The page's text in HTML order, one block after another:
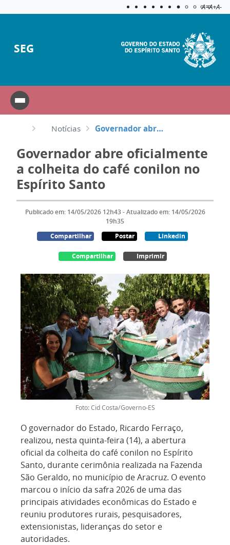
Aplicar
A=A+A-
SEG
Notícias Governador abre oficialmente a colheita do café conilon no Espírito Santo
Governador abre oficialmente
a colheita do café conilon no
Espírito Santo
Publicado em: 14/05/2026 12h43 - Atualizado em: 14/05/2026
19h35
Compartilhar
Postar Linkedin
Compartilhar Imprimir
Foto: Cid Costa/Governo-ES
O governador do Estado, Ricardo Ferraço,
realizou, nesta quinta-feira (14), a abertura
oficial da colheita do café conilon no Espírito
Santo, durante cerimônia realizada na Fazenda
São Geraldo, no município de Aracruz. O evento
marcou o início da safra 2026 de uma das
principais atividades econômicas do Estado e
reuniu produtores rurais, pesquisadores,
extensionistas, lideranças do setor e
autoridades.